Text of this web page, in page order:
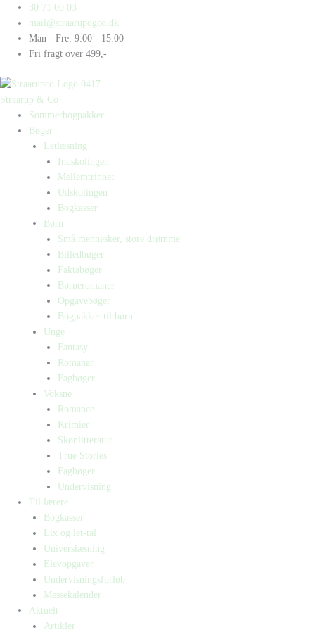
indholdet
30 71 00 03
mail@straarupogco.dk
Man - Fre: 9.00 - 15.00
Fri fragt over 499,-
Straarup & Co
Sommerbogpakker
Bøger
Letlæsning
Indskolingen
Mellemtrinnet
Udskolingen
Bogkasser
Børn
Små mennesker, store drømme
Billedbøger
Faktabøger
Børneromaner
Opgavebøger
Bogpakker til børn
Unge
Fantasy
Romaner
Fagbøger
Voksne
Romance
Krimier
Skønlitteratur
True Stories
Fagbøger
Undervisning
Til lærere
Bogkasser
Lix og let-tal
Universlæsning
Elevopgaver
Undervisningsforløb
Messekalender
Aktuelt
Artikler
Products
search
Products
search
burhøns